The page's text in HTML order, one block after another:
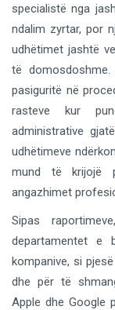
specialistë nga
ndalim zyrtar, por
udhëtimet jashtë
të
pasiguritë në
rasteve kur
administrative
udhëtimeve
mund të krijojë
angazhimet
Sipas
departamentet e
kompanive, si
dhe për të
Apple dhe Google